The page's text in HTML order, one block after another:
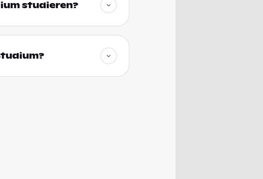
studieren?